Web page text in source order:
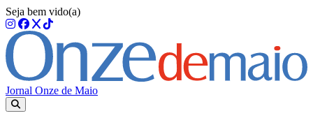
Seja bem vido(a)
Jornal Onze de Maio